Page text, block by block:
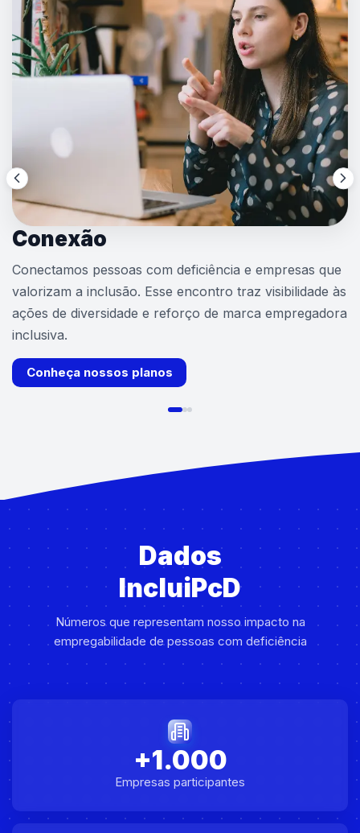
Conexão
Conectamos pessoas com deficiência e empresas que
valorizam a inclusão. Esse encontro traz visibilidade às
ações de diversidade e reforço de marca empregadora
inclusiva.
Conheça nossos planos
Dados
IncluiPcD
Números que representam nosso impacto na
empregabilidade de pessoas com deficiência
+1.000
Empresas participantes